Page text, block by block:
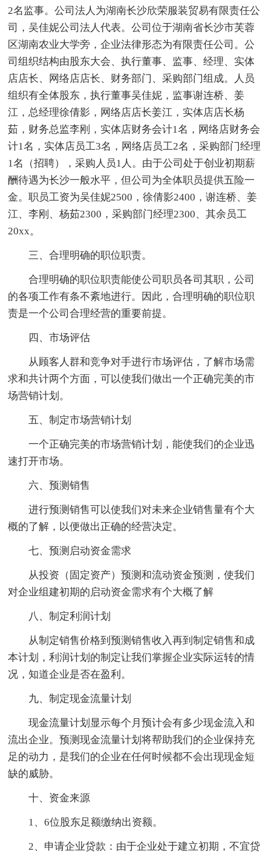
2名监事。公司法人为湖南长沙欣荣服装贸易有限责任公
司，吴佳妮公司法人代表。公司位于湖南省长沙市芙蓉
区湖南农业大学旁，企业法律形态为有限责任公司。公
司组织结构由股东大会、执行董事、监事、经理、实体
店店长、网络店店长、财务部门、采购部门组成。人员
组织有全体股东，执行董事吴佳妮，监事谢连桥、姜
江，总经理徐倩影，网络店店长姜江，实体店店长杨
茹，财务总监李刚，实体店财务会计1名，网络店财务会
计1名，实体店员工3名，网络店员工2名，采购部门经理
1名（招聘），采购人员1人。由于公司处于创业初期薪
酬待遇为长沙一般水平，但公司为全体职员提供五险一
金。职员工资为吴佳妮2500，徐倩影2400，谢连桥、姜
江、李刚、杨茹2300，采购部门经理2300、其余员工
20xx。
三、合理明确的职位职责。
合理明确的职位职责能使公司职员各司其职，公司
的各项工作有条不紊地进行。因此，合理明确的职位职
责是一个公司合理经营的重要前提。
四、市场评估
从顾客人群和竞争对手进行市场评估，了解市场需
求和共计两个方面，可以使我们做出一个正确完美的市
场营销计划。
五、制定市场营销计划
一个正确完美的市场营销计划，能使我们的企业迅
速打开市场。
六、预测销售
进行预测销售可以使我们对未来企业销售量有个大
概的了解，以便做出正确的经营决定。
七、预测启动资金需求
从投资（固定资产）预测和流动资金预测，使我们
对企业组建初期的启动资金需求有个大概了解
八、制定利润计划
从制定销售价格到预测销售收入再到制定销售和成
本计划，利润计划的制定让我们掌握企业实际运转的情
况，知道企业是否在盈利。
九、制定现金流量计划
现金流量计划显示每个月预计会有多少现金流入和
流出企业。预测现金流量计划将帮助我们的企业保持充
足的动力，是我们的企业在任何时候都不会出现现金短
缺的威胁。
十、资金来源
1、6位股东足额缴纳出资额。
2、申请企业贷款：由于企业处于建立初期，不宜贷